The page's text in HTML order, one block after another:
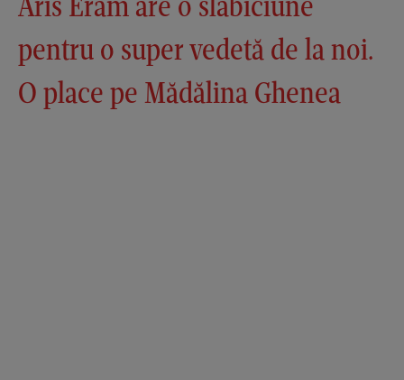
pentru o super vedetă de la noi.
O place pe Mădălina Ghenea